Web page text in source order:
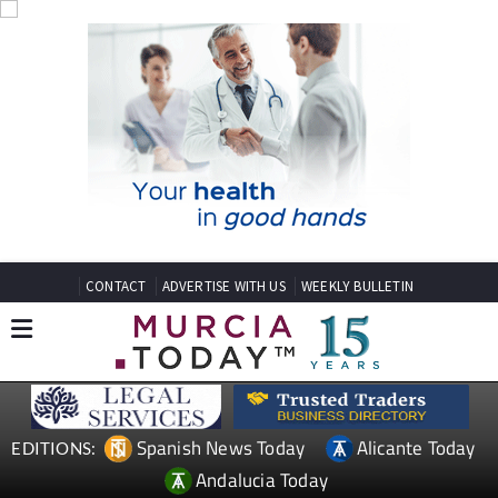
CONTACT ADVERTISE WITH US WEEKLY BULLETIN
EDITIONS: Spanish News Today
Alicante Today
Andalucia Today